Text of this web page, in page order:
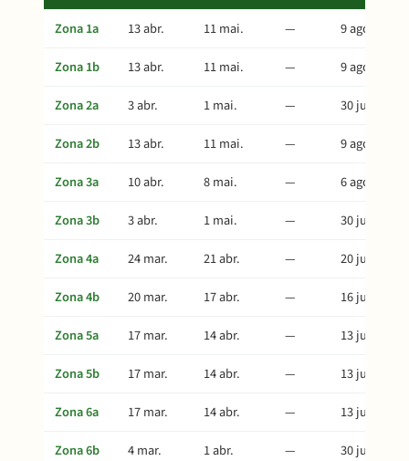
Zona 1a 13 abr. 11 mai. —
9 ago.
Zona 1b
13 abr. 11 mai. —
9 ago.
Zona 2a
3 abr. 1 mai. —
30 jul.
Zona 2b
13 abr. 11 mai. —
9 ago.
Zona 3a
10 abr. 8 mai. —
6 ago.
Zona 3b
3 abr. 1 mai. —
30 jul.
Zona 4a
24 mar. 21 abr. —
20 jul.
Zona 4b
20 mar. 17 abr. —
16 jul.
Zona 5a
17 mar. 14 abr. —
13 jul.
Zona 5b
17 mar. 14 abr. —
13 jul.
Zona 6a
17 mar. 14 abr. —
13 jul.
Zona 6b
4 mar. 1 abr. —
30 jun.